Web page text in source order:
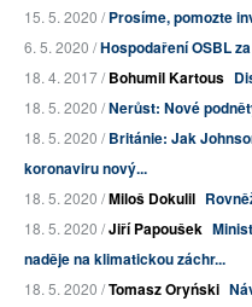
15. 5. 2020 /Prosíme, pomozte
6. 5. 2020 /Hospodaření OSBL
18. 4. 2017 /Bohumil Kartous
18. 5. 2020 /Nerůst: Nové
18. 5. 2020 /Británie: Jak
koronaviru nový...
18. 5. 2020 /Miloš Dokulil
18. 5. 2020 /Jiří Papoušek
naděje na klimatickou záchr...
18. 5. 2020 /Tomasz Oryński